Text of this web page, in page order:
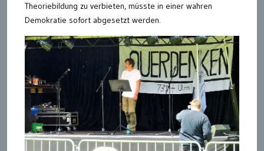
Theoriebildung zu verbieten, müsste in einer wahren
Demokratie sofort abgesetzt werden.